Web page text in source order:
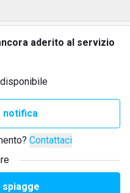
aderito al servizio
notifica
Contattaci